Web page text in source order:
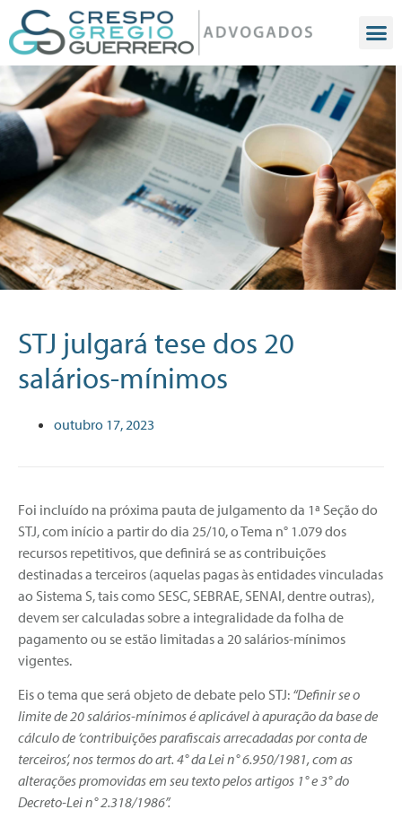
STJ julgará tese dos 20
salários-mínimos
outubro 17, 2023
Foi incluído na próxima pauta de julgamento da 1ª Seção do
STJ, com início a partir do dia 25/10, o Tema n° 1.079 dos
recursos repetitivos, que definirá se as contribuições
destinadas a terceiros (aquelas pagas às entidades vinculadas
ao Sistema S, tais como SESC, SEBRAE, SENAI, dentre outras),
devem ser calculadas sobre a integralidade da folha de
pagamento ou se estão limitadas a 20 salários-mínimos
vigentes.
Eis o tema que será objeto de debate pelo STJ: “Definir se o
limite de 20 salários-mínimos é aplicável à apuração da base de
cálculo de ‘contribuições parafiscais arrecadadas por conta de
terceiros’, nos termos do art. 4° da Lei n° 6.950/1981, com as
alterações promovidas em seu texto pelos artigos 1° e 3° do
Decreto-Lei n° 2.318/1986”.